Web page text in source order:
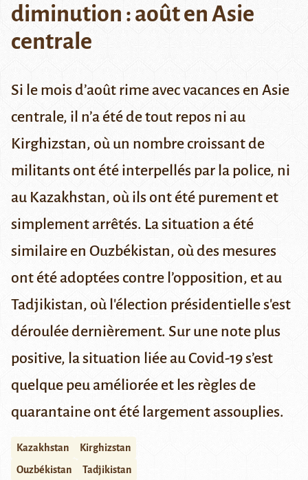
diminution : août en Asie
centrale
Si le mois d’août rime avec vacances en Asie
centrale, il n’a été de tout repos ni au
Kirghizstan, où un nombre croissant de
militants ont été interpellés par la police, ni
au Kazakhstan, où ils ont été purement et
simplement arrêtés. La situation a été
similaire en Ouzbékistan, où des mesures
ont été adoptées contre l’opposition, et au
Tadjikistan, où l'élection présidentielle s'est
déroulée dernièrement. Sur une note plus
positive, la situation liée au Covid-19 s’est
quelque peu améliorée et les règles de
quarantaine ont été largement assouplies.
Kazakhstan
Kirghizstan
Ouzbékistan
Tadjikistan